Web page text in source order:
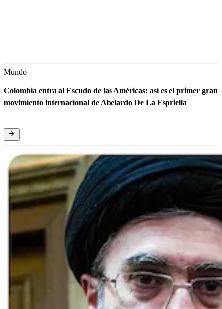
Mundo
Colombia entra al Escudo de las Américas: así es el primer gran
movimiento internacional de Abelardo De La Espriella